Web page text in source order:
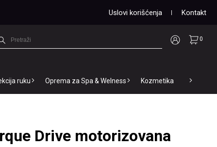
Uslovi korišćenja Kontakt
0
ruku Oprema za Spa & Welness Kozmetika
Drive motorizovana